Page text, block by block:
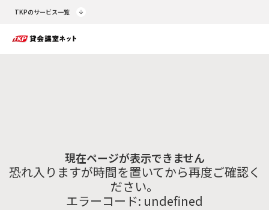
TKPのサービス一覧
現在ページが表示できません
恐れ入りますが時間を置いてから再度ご確認く
ださい。
エラーコード: undefined